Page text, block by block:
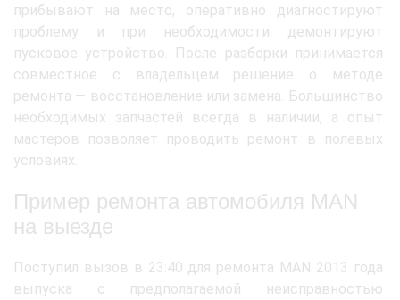
прибывают на место, оперативно диагностируют
проблему и при необходимости демонтируют
пусковое устройство. После разборки принимается
совместное с владельцем решение о методе
ремонта — восстановление или замена. Большинство
необходимых запчастей всегда в наличии, а опыт
мастеров позволяет проводить ремонт в полевых
условиях.
Пример ремонта автомобиля MAN
на выезде
Поступил вызов в 23:40 для ремонта MAN 2013 года
выпуска с предполагаемой неисправностью